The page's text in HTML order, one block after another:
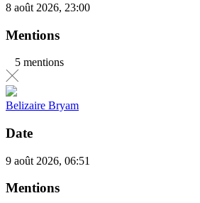
8 août 2026, 23:00
Mentions
5 mentions
Belizaire Bryam
Date
9 août 2026, 06:51
Mentions